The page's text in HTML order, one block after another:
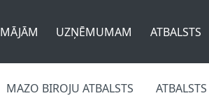
MĀJĀM UZŅĒMUMAM ATBALSTS
MAZO BIROJU ATBALSTS